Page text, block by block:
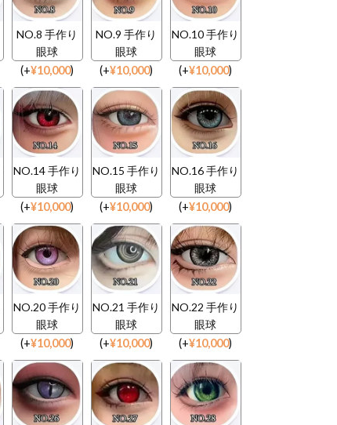
NO.8 手作り
眼球
(+¥10,000)
NO.9 手作り
眼球
(+¥10,000)
NO.10 手作り
眼球
(+¥10,000)
NO.14 手作り
眼球
(+¥10,000)
NO.15 手作り
眼球
(+¥10,000)
NO.16 手作り
眼球
(+¥10,000)
NO.20 手作り
眼球
(+¥10,000)
NO.21 手作り
眼球
(+¥10,000)
NO.22 手作り
眼球
(+¥10,000)